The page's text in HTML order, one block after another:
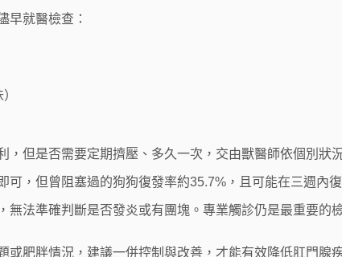
早就醫檢查：
，但是否需要定期擠壓、多久一次，交由獸醫師依個別狀
可，但曾阻塞過的狗狗復發率約35.7%，且可能在三週內
無法準確判斷是否發炎或有團塊。專業觸診仍是最重要的
或肥胖情況，建議一併控制與改善，才能有效降低肛門腺